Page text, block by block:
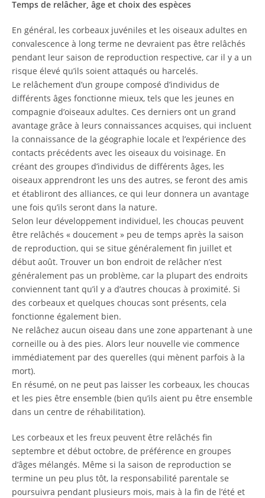
Temps de relâcher, âge et choix des espèces
En général, les corbeaux juvéniles et les oiseaux adultes en
convalescence à long terme ne devraient pas être relâchés
pendant leur saison de reproduction respective, car il y a un
risque élevé qu’ils soient attaqués ou harcelés.
Le relâchement d’un groupe composé d’individus de
différents âges fonctionne mieux, tels que les jeunes en
compagnie d’oiseaux adultes. Ces derniers ont un grand
avantage grâce à leurs connaissances acquises, qui incluent
la connaissance de la géographie locale et l’expérience des
contacts précédents avec les oiseaux du voisinage. En
créant des groupes d’individus de différents âges, les
oiseaux apprendront les uns des autres, se feront des amis
et établiront des alliances, ce qui leur donnera un avantage
une fois qu’ils seront dans la nature.
Selon leur développement individuel, les choucas peuvent
être relâchés « doucement » peu de temps après la saison
de reproduction, qui se situe généralement fin juillet et
début août. Trouver un bon endroit de relâcher n’est
généralement pas un problème, car la plupart des endroits
conviennent tant qu’il y a d’autres choucas à proximité. Si
des corbeaux et quelques choucas sont présents, cela
fonctionne également bien.
Ne relâchez aucun oiseau dans une zone appartenant à une
corneille ou à des pies. Alors leur nouvelle vie commence
immédiatement par des querelles (qui mènent parfois à la
mort).
En résumé, on ne peut pas laisser les corbeaux, les choucas
et les pies être ensemble (bien qu’ils aient pu être ensemble
dans un centre de réhabilitation).
Les corbeaux et les freux peuvent être relâchés fin
septembre et début octobre, de préférence en groupes
d’âges mélangés. Même si la saison de reproduction se
termine un peu plus tôt, la responsabilité parentale se
poursuivra pendant plusieurs mois, mais à la fin de l’été et